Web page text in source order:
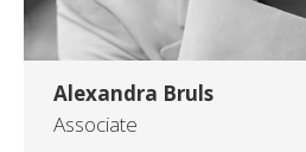
Alexandra Bruls
Associate